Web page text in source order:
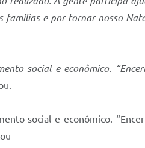
famílias e por tornar nosso
social e econômico.
social e econômico.